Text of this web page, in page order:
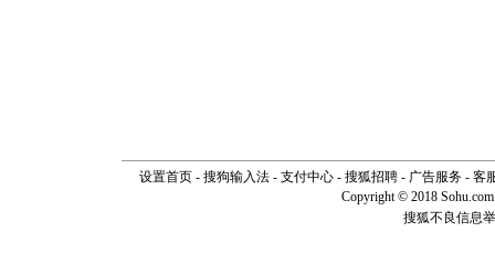
设置首页- 搜狗输入法- 支付中心- 搜狐招聘- 广告服务- 客
Copyright © 2018
搜狐不良信息